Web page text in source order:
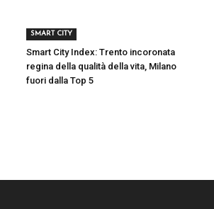
SMART CITY
Smart City Index: Trento incoronata
regina della qualità della vita, Milano
fuori dalla Top 5